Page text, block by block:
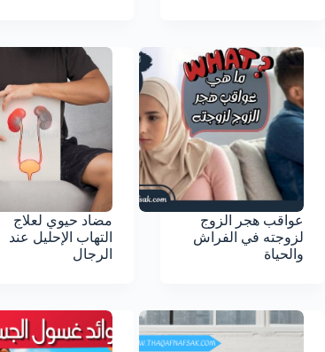
عواقب هجر الزوج
لزوجته في الفراش
والحياة
مضاد حيوي لعلاج
التهاب الإحليل عند
الرجال